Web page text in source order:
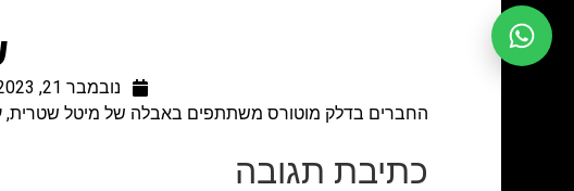
נובמבר 21, 2023
החברים בדלק מוטורס משתתפים באבלה של מיטל שטרית,
כתיבת תגובה